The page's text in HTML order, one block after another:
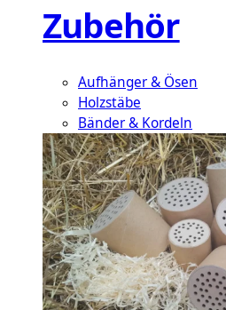
Zubehör
Aufhänger & Ösen
Holzstäbe
Bänder & Kordeln